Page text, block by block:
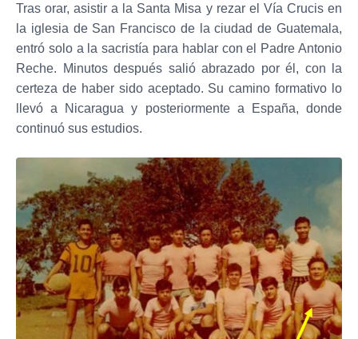
Tras orar, asistir a la Santa Misa y rezar el Vía Crucis en
la iglesia de San Francisco de la ciudad de Guatemala,
entró solo a la sacristía para hablar con el Padre Antonio
Reche. Minutos después salió abrazado por él, con la
certeza de haber sido aceptado. Su camino formativo lo
llevó a Nicaragua y posteriormente a España, donde
continuó sus estudios.